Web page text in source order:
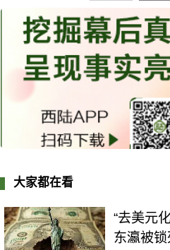
大家都在看
“去美元
东瀛被锁